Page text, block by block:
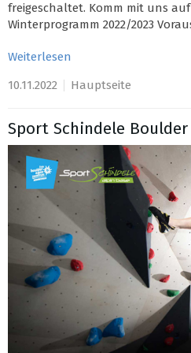
freigeschaltet. Komm mit uns auf
Winterprogramm 2022/2023
Weiterlesen
10.11.2022
Hauptseite
Sport Schindele Boulder